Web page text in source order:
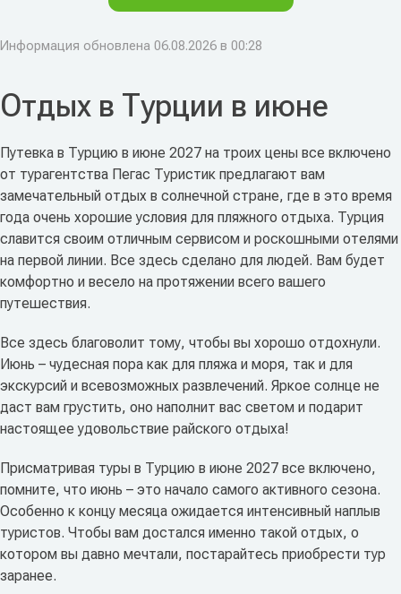
Информация обновлена 06.08.2026 в 00:28
Отдых в Турции в июне
Путевка в Турцию в июне 2027 на троих цены все включено
от турагентства Пегас Туристик предлагают вам
замечательный отдых в солнечной стране, где в это время
года очень хорошие условия для пляжного отдыха. Турция
славится своим отличным сервисом и роскошными отелями
на первой линии. Все здесь сделано для людей. Вам будет
комфортно и весело на протяжении всего вашего
путешествия.
Все здесь благоволит тому, чтобы вы хорошо отдохнули.
Июнь – чудесная пора как для пляжа и моря, так и для
экскурсий и всевозможных развлечений. Яркое солнце не
даст вам грустить, оно наполнит вас светом и подарит
настоящее удовольствие райского отдыха!
Присматривая туры в Турцию в июне 2027 все включено,
помните, что июнь – это начало самого активного сезона.
Особенно к концу месяца ожидается интенсивный наплыв
туристов. Чтобы вам достался именно такой отдых, о
котором вы давно мечтали, постарайтесь приобрести тур
заранее.